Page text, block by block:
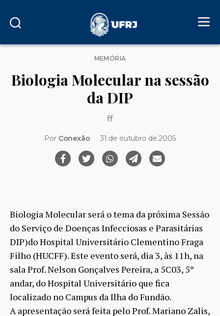
Categorias
MEMÓRIA
Biologia Molecular na sessão
da DIP
ff
Por Conexão 31 de outubro de 2005
Biologia Molecular será o tema da próxima Sessão
do Serviço de Doenças Infecciosas e Parasitárias
DIP)do Hospital Universitário Clementino Fraga
Filho (HUCFF). Este evento será, dia 3, às 11h, na
sala Prof. Nelson Gonçalves Pereira, a 5C03, 5º
andar, do Hospital Universitário que fica
localizado no Campus da Ilha do Fundão.
A apresentação será feita pelo Prof. Mariano Zalis,